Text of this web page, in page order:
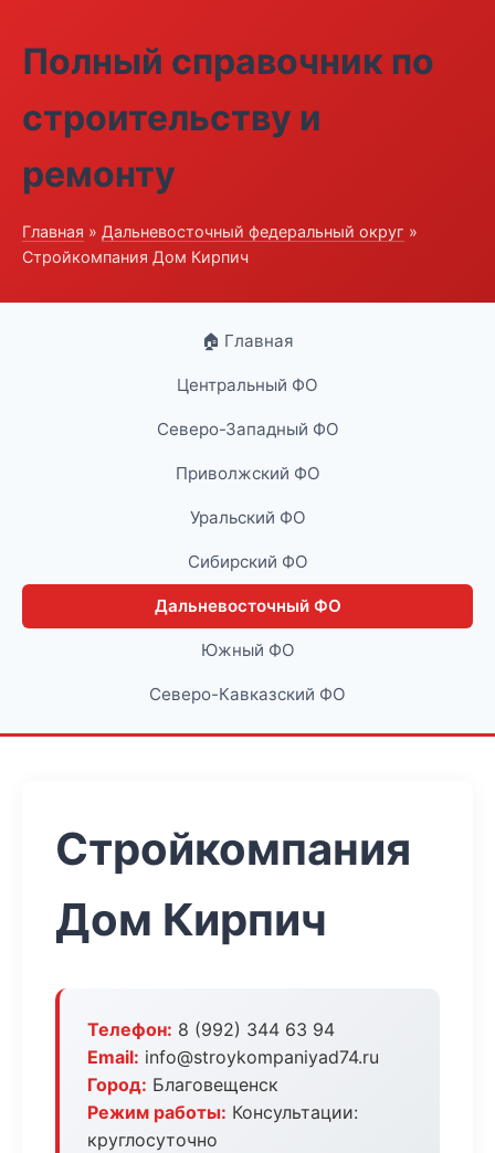
Полный справочник по
строительству и
ремонту
Главная » Дальневосточный федеральный округ »
Стройкомпания Дом Кирпич
🏠 Главная
Центральный ФО
Северо-Западный ФО
Приволжский ФО
Уральский ФО
Сибирский ФО
Дальневосточный ФО
Южный ФО
Северо-Кавказский ФО
Стройкомпания
Дом Кирпич
Телефон: 8 (992) 344 63 94
Email: info@stroykompaniyad74.ru
Город: Благовещенск
Режим работы: Консультации:
круглосуточно